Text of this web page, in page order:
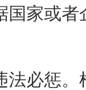
国家或
必惩。